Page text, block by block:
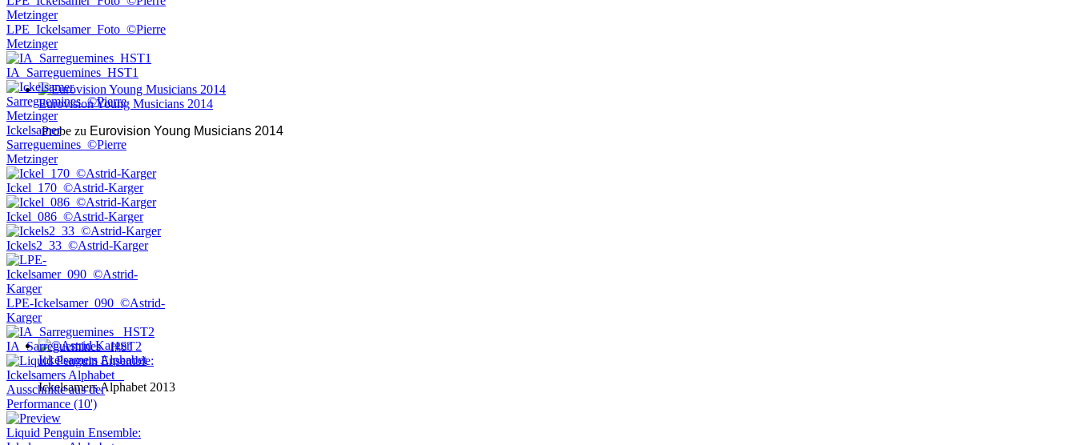
Eurovision Young Musicians 2014
Probe zu Eurovision Young Musicians 2014
Ickelsamers Alphabet
Ickelsamers Alphabet 2013
LPE_Ickelsamer_Foto_©Pierre
Metzinger
IA_Sarreguemines_HST1
Ickelsamer
Sarreguemines_©Pierre
Metzinger
Ickel_170_©Astrid-Karger
Ickel_086_©Astrid-Karger
Ickels2_33_©Astrid-Karger
LPE-Ickelsamer_090_©Astrid-
Karger
IA_Sarreguemines _HST2
Liquid Penguin Ensemble: